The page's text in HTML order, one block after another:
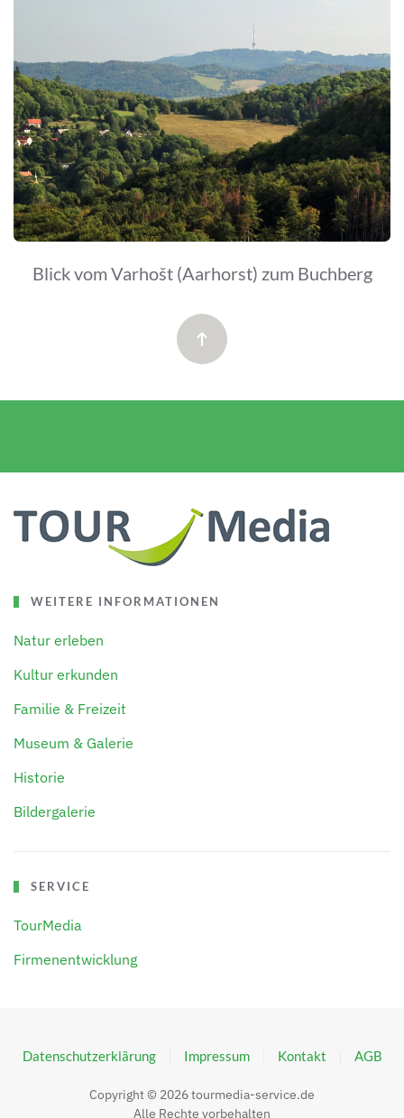
Blick vom Varhošt (Aarhorst) zum Buchberg
WEITERE INFORMATIONEN
Natur erleben
Kultur erkunden
Familie & Freizeit
Museum & Galerie
Historie
Bildergalerie
SERVICE
TourMedia
Firmenentwicklung
Datenschutzerklärung Impressum Kontakt AGB
Copyright © 2026tourmedia-service.de
Alle Rechte vorbehalten